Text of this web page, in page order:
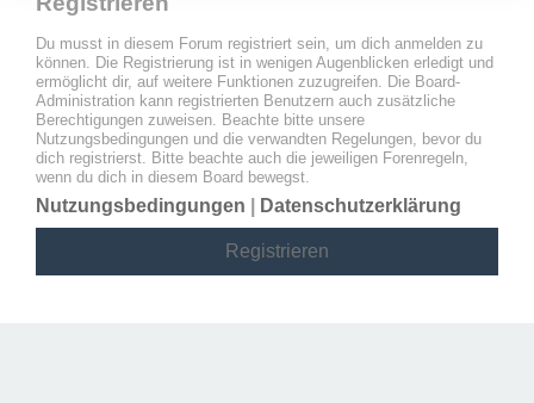
Du musst in diesem Forum registriert sein, um dich anmelden zu
können. Die Registrierung ist in wenigen Augenblicken erledigt und
ermöglicht dir, auf weitere Funktionen zuzugreifen. Die Board-
Administration kann registrierten Benutzern auch zusätzliche
Berechtigungen zuweisen. Beachte bitte unsere
Nutzungsbedingungen und die verwandten Regelungen, bevor du
dich registrierst. Bitte beachte auch die jeweiligen Forenregeln,
wenn du dich in diesem Board bewegst.
Nutzungsbedingungen Datenschutzerklärung
Registrieren